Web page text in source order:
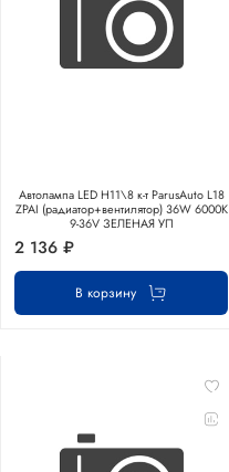
Автолампа LED Н11\8 к-т ParusAuto L18
ZPAI (радиатор+вентилятор) 36W 6000К
9-36V ЗЕЛЕНАЯ УП
2 136 ₽
В корзину